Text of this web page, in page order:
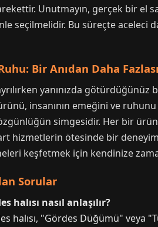
Unutmayın, gerçek bir el
seçilmelidir. Bu süreçte aceleci
Bir Anıdan Daha Fazlası
yanınızda götürdüğünüz
insanının emeğini ve
simgesidir. Her bir
hizmetlerin ötesinde bir
keşfetmek için kendinize
Sorular
halısı nasıl anlaşılır?
halısı, "Gördes Düğümü" veya